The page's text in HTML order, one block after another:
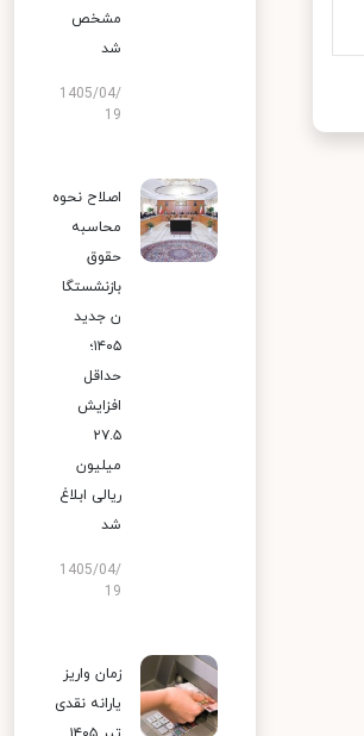
مشخص
شد
1405/04/
19
اصلاح نحوه
محاسبه
حقوق
بازنشستگا
ن جدید
۱۴۰۵؛
حداقل
افزایش
۲۷.۵
میلیون
ریالی ابلاغ
شد
1405/04/
19
زمان واریز
یارانه نقدی